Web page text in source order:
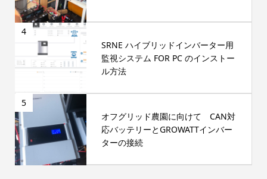
4
SRNE ハイブリッドインバーター用
監視システム FOR PC のインストー
ル方法
5
オフグリッド農園に向けて CAN対
応バッテリーとGROWATTインバー
ターの接続